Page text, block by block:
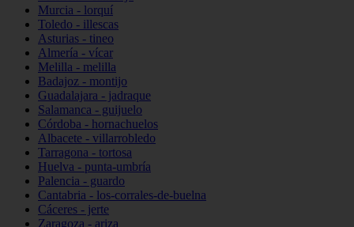
Murcia - lorquí
Toledo - illescas
Asturias - tineo
Almería - vícar
Melilla - melilla
Badajoz - montijo
Guadalajara - jadraque
Salamanca - guijuelo
Córdoba - hornachuelos
Albacete - villarrobledo
Tarragona - tortosa
Huelva - punta-umbría
Palencia - guardo
Cantabria - los-corrales-de-buelna
Cáceres - jerte
Zaragoza - ariza